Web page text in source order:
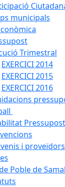
municipals
Trimestral
EXERCICI 2014
EXERCICI 2015
EXERCICI 2016
i proveïdors
Poble de